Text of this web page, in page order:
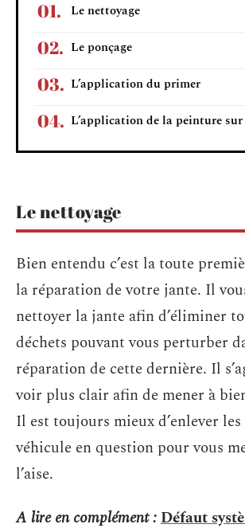
Le nettoyage
Le ponçage
L’application du primer
L’application de la peinture
Le nettoyage
Bien entendu c’est la toute
la réparation de votre jante. Il
nettoyer la jante afin d’éliminer
déchets pouvant vous perturber
réparation de cette dernière. Il
voir plus clair afin de mener à
Il est toujours mieux d’enlever
véhicule en question pour vous
l’aise.
A lire en complément :Défaut